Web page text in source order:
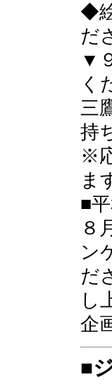
◆
だ
▼
く
三
持
※
ま
■
８
ン
だ
し
企
■